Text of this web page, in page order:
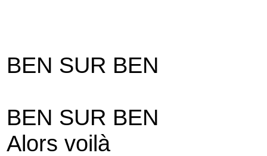
BEN SUR BEN
BEN SUR BEN
Alors voilà